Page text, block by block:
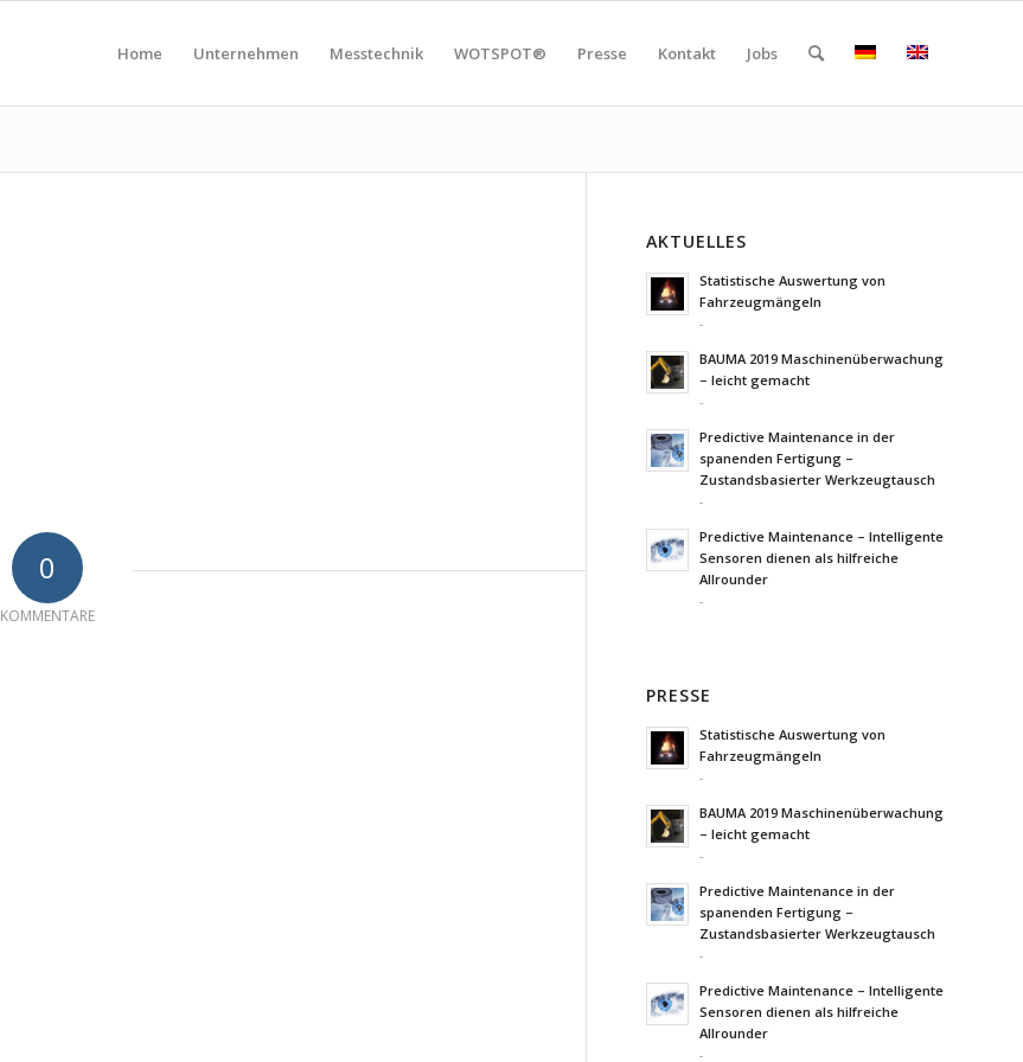
Home Unternehmen Messtechnik WOTSPOT® Presse Kontakt Jobs
0
KOMMENTARE
AKTUELLES
Statistische Auswertung von
Fahrzeugmängeln
-
BAUMA 2019 Maschinenüberwachung
– leicht gemacht
-
Predictive Maintenance in der
spanenden Fertigung –
Zustandsbasierter Werkzeugtausch
-
Predictive Maintenance – Intelligente
Sensoren dienen als hilfreiche
Allrounder
-
PRESSE
Statistische Auswertung von
Fahrzeugmängeln
-
BAUMA 2019 Maschinenüberwachung
– leicht gemacht
-
Predictive Maintenance in der
spanenden Fertigung –
Zustandsbasierter Werkzeugtausch
-
Predictive Maintenance – Intelligente
Sensoren dienen als hilfreiche
Allrounder
-